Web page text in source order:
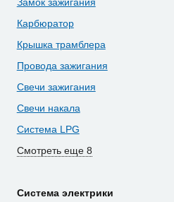
Замок зажигания
Карбюратор
Крышка трамблера
Провода зажигания
Свечи зажигания
Свечи накала
Система LPG
Смотреть еще 8
Система электрики